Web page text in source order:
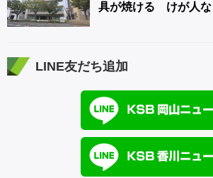
具が焼ける けが人な
LINE友だち追加